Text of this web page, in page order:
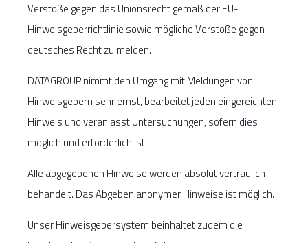
Verstöße gegen das Unionsrecht gemäß der EU-
Hinweisgeberrichtlinie sowie mögliche Verstöße gegen
deutsches Recht zu melden.
DATAGROUP nimmt den Umgang mit Meldungen von
Hinweisgebern sehr ernst, bearbeitet jeden eingereichten
Hinweis und veranlasst Untersuchungen, sofern dies
möglich und erforderlich ist.
Alle abgegebenen Hinweise werden absolut vertraulich
behandelt. Das Abgeben anonymer Hinweise ist möglich.
Unser Hinweisgebersystem beinhaltet zudem die